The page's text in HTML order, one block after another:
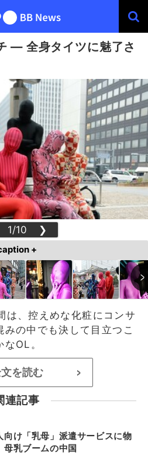
― 全身タイツに魅了さ
1/10 ❯
+
は、控えめな化粧にコンサ
の中でも決して目立つこ
OL。
を読む >
連記事
向け「乳母」派遣サービスに物
母乳ブームの中国